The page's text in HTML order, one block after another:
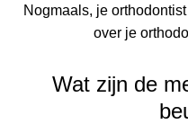
Nogmaals, je
over je
Wat zijn de